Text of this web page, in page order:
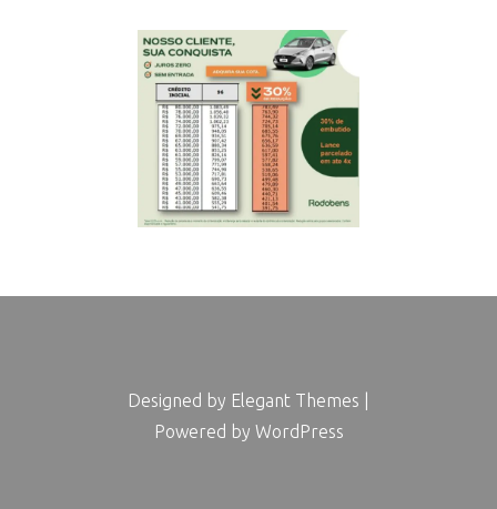
Designed by Elegant Themes
Powered by WordPress